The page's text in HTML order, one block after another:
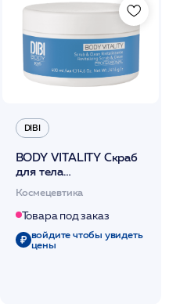
DIBI
BODY VITALITY Скраб
для тела
400 мл /DIBI
Космецевтика
Товара под заказ
войдите чтобы увидеть
цены